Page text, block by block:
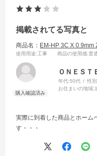
掲載されてる写真と
商品名： EM-HP 3C X 0.9mm
使用用途:工事 商品の使用感:普
ＯＮＥＳＴ
年代:50代 性
お住まいの地域:
実際に到着した商品とホーム
す・・・